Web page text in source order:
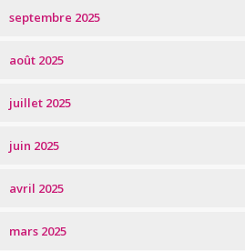
septembre 2025
août 2025
juillet 2025
juin 2025
avril 2025
mars 2025